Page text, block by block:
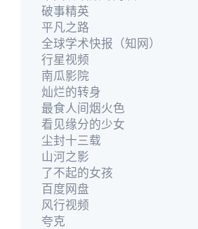
破事精英
平凡之路
全球学术快报（知网）
行星视频
南瓜影院
灿烂的转身
最食人间烟火色
看见缘分的少女
尘封十三载
山河之影
了不起的女孩
百度网盘
风行视频
夸克